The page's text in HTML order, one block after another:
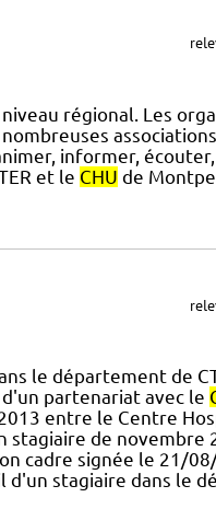
régional. Les
nombreuses
informer,
et le CHU de
le département de
partenariat avec le
entre le Centre
stagiaire de novembre
cadre signée le 21/
d'un stagiaire dans le